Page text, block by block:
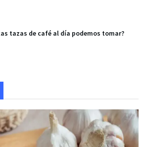
tazas de café al día podemos tomar?